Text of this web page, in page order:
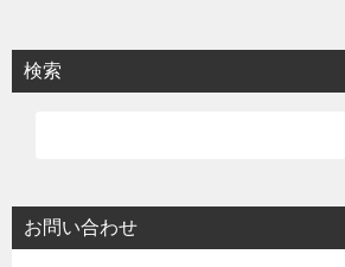
検索
お問い合わせ